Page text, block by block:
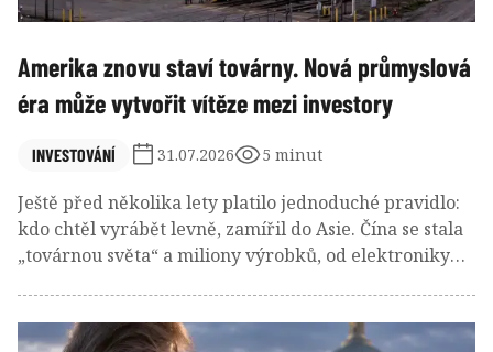
Amerika znovu staví továrny. Nová průmyslová
éra může vytvořit vítěze mezi investory
INVESTOVÁNÍ 31.07.2026 5 minut
Ještě před několika lety platilo jednoduché pravidlo:
kdo chtěl vyrábět levně, zamířil do Asie. Čína se stala
„továrnou světa“ a miliony výrobků, od elektroniky
tím ušetřily obrovské částky, protože využily levnější